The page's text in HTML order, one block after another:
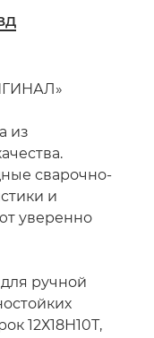
из
сварочно-
и
уверенно
ручной
12Х18Н10Т,